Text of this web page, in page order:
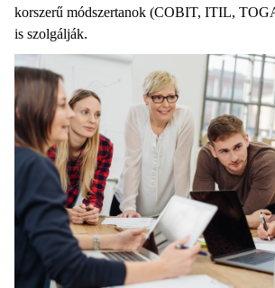
korszerű módszertanok (COBIT, ITIL,
is szolgálják.